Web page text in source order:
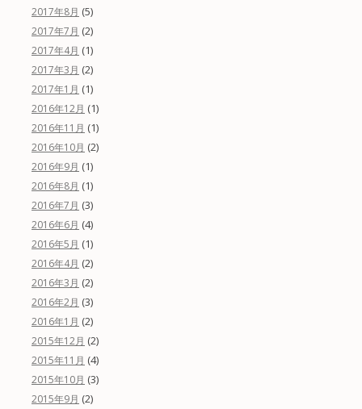
2017年8月 (5)
2017年7月 (2)
2017年4月 (1)
2017年3月 (2)
2017年1月 (1)
2016年12月 (1)
2016年11月 (1)
2016年10月 (2)
2016年9月 (1)
2016年8月 (1)
2016年7月 (3)
2016年6月 (4)
2016年5月 (1)
2016年4月 (2)
2016年3月 (2)
2016年2月 (3)
2016年1月 (2)
2015年12月 (2)
2015年11月 (4)
2015年10月 (3)
2015年9月 (2)